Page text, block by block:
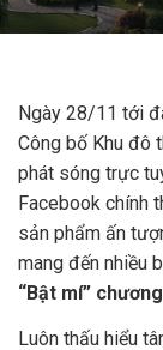
Ngày 28/11 tới
Công bố Khu đô
phát sóng trực
Facebook chính
sản phẩm ấn
mang đến nhiều
“Bật mí”
Luôn thấu hiểu